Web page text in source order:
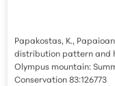
Papakostas, K.,
distribution pattern and
Olympus mountain:
Conservation 83:126773